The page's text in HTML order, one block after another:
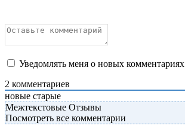
Уведомлять меня о новых
2 комментариев
новые старые
Межтекстовые Отзывы
Посмотреть все комментарии